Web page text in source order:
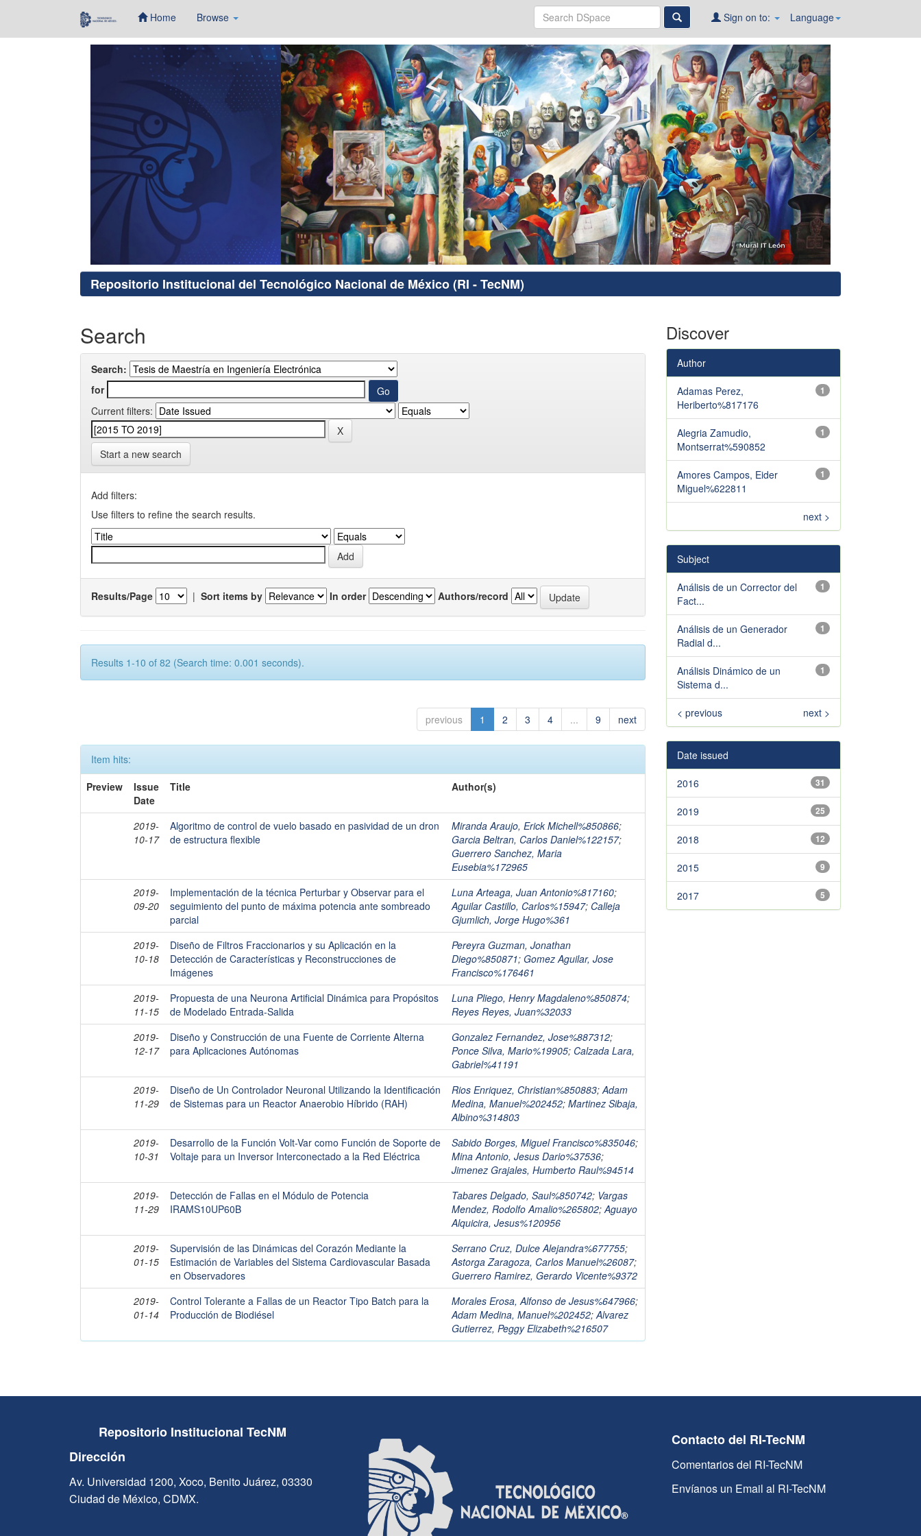
Home Browse Language
Sign on to:
Repositorio Institucional del Tecnológico Nacional de México (RI - TecNM)
Search
Search:
for
Current filters:
Start a new search
Add filters:
Use filters to refine the search results.
Results/Page | Sort items by In order Authors/record
Results 1-10 of 82 (Search time: 0.001 seconds).
previous 1 2 3 4 ... 9 next
Item hits:
Preview
Issue
Date
Title Author(s)
2019-
10-17
Algoritmo de control de vuelo basado en pasividad de un dron
de estructura flexible
Miranda Araujo, Erick Michell%850866;
Garcia Beltran, Carlos Daniel%122157;
Guerrero Sanchez, Maria
Eusebia%172965
2019-
09-20
Implementación de la técnica Perturbar y Observar para el
seguimiento del punto de máxima potencia ante sombreado
parcial
Luna Arteaga, Juan Antonio%817160;
Aguilar Castillo, Carlos%15947; Calleja
Gjumlich, Jorge Hugo%361
2019-
10-18
Diseño de Filtros Fraccionarios y su Aplicación en la
Detección de Características y Reconstrucciones de
Imágenes
Pereyra Guzman, Jonathan
Diego%850871; Gomez Aguilar, Jose
Francisco%176461
2019-
11-15
Propuesta de una Neurona Artificial Dinámica para Propósitos
de Modelado Entrada-Salida
Luna Pliego, Henry Magdaleno%850874;
Reyes Reyes, Juan%32033
2019-
12-17
Diseño y Construcción de una Fuente de Corriente Alterna
para Aplicaciones Autónomas
Gonzalez Fernandez, Jose%887312;
Ponce Silva, Mario%19905; Calzada Lara,
Gabriel%41191
2019-
11-29
Diseño de Un Controlador Neuronal Utilizando la Identificación
de Sistemas para un Reactor Anaerobio Híbrido (RAH)
Rios Enriquez, Christian%850883;Adam
Medina, Manuel%202452; Martinez Sibaja,
Albino%314803
2019-
10-31
Desarrollo de la Función Volt-Var como Función de Soporte de
Voltaje para un Inversor Interconectado a la Red Eléctrica
Sabido Borges, Miguel Francisco%835046;
Mina Antonio, Jesus Dario%37536;
Jimenez Grajales, Humberto Raul%94514
2019-
11-29
Detección de Fallas en el Módulo de Potencia
IRAMS10UP60B
Tabares Delgado, Saul%850742; Vargas
Mendez, Rodolfo Amalio%265802;Aguayo
Alquicira, Jesus%120956
2019-
01-15
Supervisión de las Dinámicas del Corazón Mediante la
Estimación de Variables del Sistema Cardiovascular Basada
en Observadores
Serrano Cruz, Dulce Alejandra%677755;
Astorga Zaragoza, Carlos Manuel%26087;
Guerrero Ramirez, Gerardo Vicente%9372
2019-
01-14
Control Tolerante a Fallas de un Reactor Tipo Batch para la
Producción de Biodiésel
Morales Erosa, Alfonso de Jesus%647966;
Adam Medina, Manuel%202452;Alvarez
Gutierrez, Peggy Elizabeth%216507
Discover
Author
1
Adamas Perez,
Heriberto%817176
1
Alegria Zamudio,
Montserrat%590852
1
Amores Campos, Eider
Miguel%622811
next >
Subject
1
Análisis de un Corrector del
Fact...
1
Análisis de un Generador
Radial d...
1
Análisis Dinámico de un
Sistema d...
< previous next >
Date issued
31
2016
25
2019
12
2018
9
2015
5
2017
Repositorio Institucional TecNM
Dirección
Av. Universidad 1200, Xoco, Benito Juárez, 03330
Ciudad de México, CDMX.
Contacto del RI-TecNM
Comentarios del RI-TecNM
Envíanos un Email al RI-TecNM